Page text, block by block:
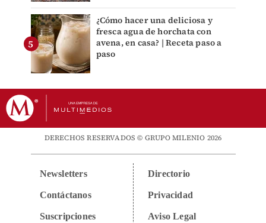
¿Cómo hacer una deliciosa y
fresca agua de horchata con
avena, en casa? | Receta paso a
paso
DERECHOS RESERVADOS © GRUPO MILENIO 2026
Newsletters
Contáctanos
Suscripciones
Directorio
Privacidad
Aviso Legal